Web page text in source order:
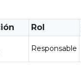
Rol
Responsable